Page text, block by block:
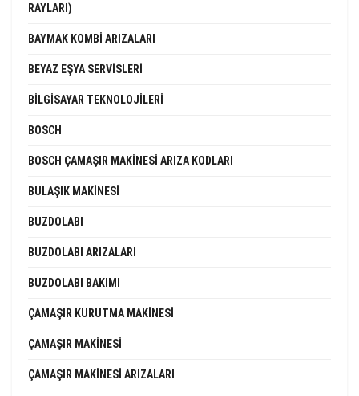
RAYLARI)
BAYMAK KOMBI ARIZALARI
BEYAZ EŞYA SERVISLERI
BILGISAYAR TEKNOLOJILERI
BOSCH
BOSCH ÇAMAŞIR MAKINESI ARIZA KODLARI
BULAŞIK MAKINESI
BUZDOLABI
BUZDOLABI ARIZALARI
BUZDOLABI BAKIMI
ÇAMAŞIR KURUTMA MAKINESI
ÇAMAŞIR MAKINESI
ÇAMAŞIR MAKINESI ARIZALARI